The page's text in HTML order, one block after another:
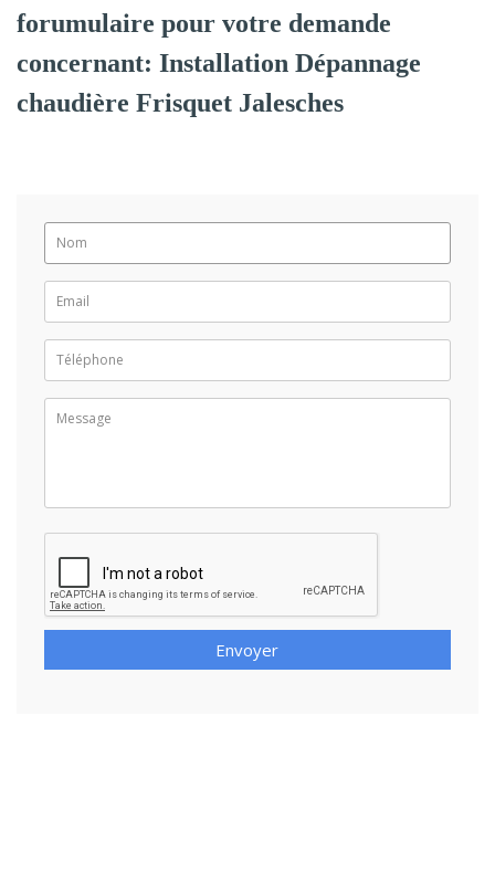
forumulaire pour votre demande
concernant: Installation Dépannage
chaudière Frisquet Jalesches
Envoyer